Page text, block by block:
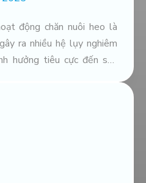
động chăn nuôi heo là
ra nhiều hệ lụy nghiêm
hưởng tiêu cực đến sức